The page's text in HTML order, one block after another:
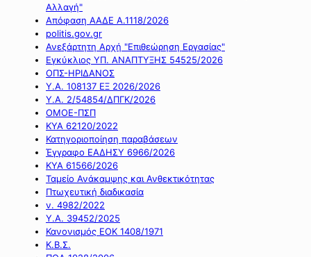
Αλλαγή"
Απόφαση ΑΑΔΕ Α.1118/2026
politis.gov.gr
Ανεξάρτητη Αρχή "Επιθεώρηση Εργασίας"
Εγκύκλιος ΥΠ. ΑΝΑΠΤΥΞΗΣ 54525/2026
ΟΠΣ-ΗΡΙΔΑΝΟΣ
Υ.Α. 108137 ΕΞ 2026/2026
Υ.Α. 2/54854/ΔΠΓΚ/2026
ΟΜΟΕ-ΠΣΠ
ΚΥΑ 62120/2022
Κατηγοριοποίηση παραβάσεων
Έγγραφο ΕΑΔΗΣΥ 6966/2026
ΚΥΑ 61566/2026
Ταμείο Ανάκαμψης και Ανθεκτικότητας
Πτωχευτική διαδικασία
ν. 4982/2022
Υ.Α. 39452/2025
Κανονισμός ΕΟΚ 1408/1971
Κ.Β.Σ.